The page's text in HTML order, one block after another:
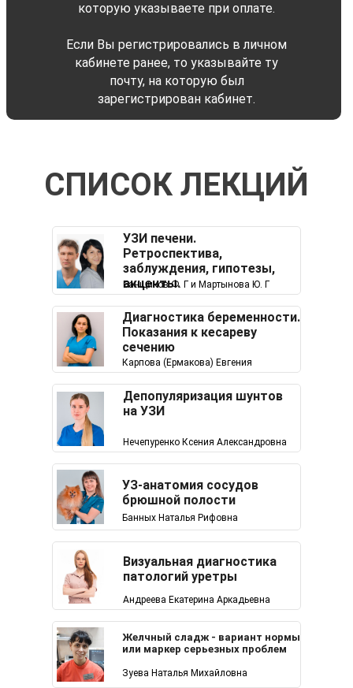
которую указываете при оплате.
Если Вы регистрировались в личном
кабинете ранее, то указывайте ту
почту, на которую был
зарегистрирован кабинет.
СПИСОК ЛЕКЦИЙ
УЗИ печени.
Ретроспектива,
заблуждения, гипотезы,
акценты.
Банщиков Ф. Г и Мартынова Ю. Г
Диагностика беременности.
Показания к кесареву
сечению
Карпова (Ермакова) Евгения
Депопуляризация шунтов
на УЗИ
Нечепуренко Ксения Александровна
УЗ-анатомия сосудов
брюшной полости
Банных Наталья Рифовна
Визуальная диагностика
патологий уретры
Андреева Екатерина Аркадьевна
Желчный сладж - вариант нормы
или маркер серьезных проблем
Зуева Наталья Михайловна